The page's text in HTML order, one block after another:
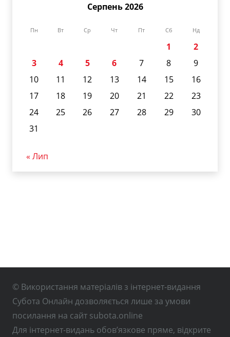
Серпень 2026
Пн Вт Ср Чт Пт Сб Нд
1
2
3
4 5 6 7 8
9
10
11 12 13 14 15
16
17
18 19 20 21 22
23
24
25 26 27 28 29
30
31
« Лип
© Використання матеріалів з інтернет-видання
Субота Онлайн дозволяється лише за умови
посилання на сайт subota.online
Для інтернет-видань обов’язкове пряме, відкрите